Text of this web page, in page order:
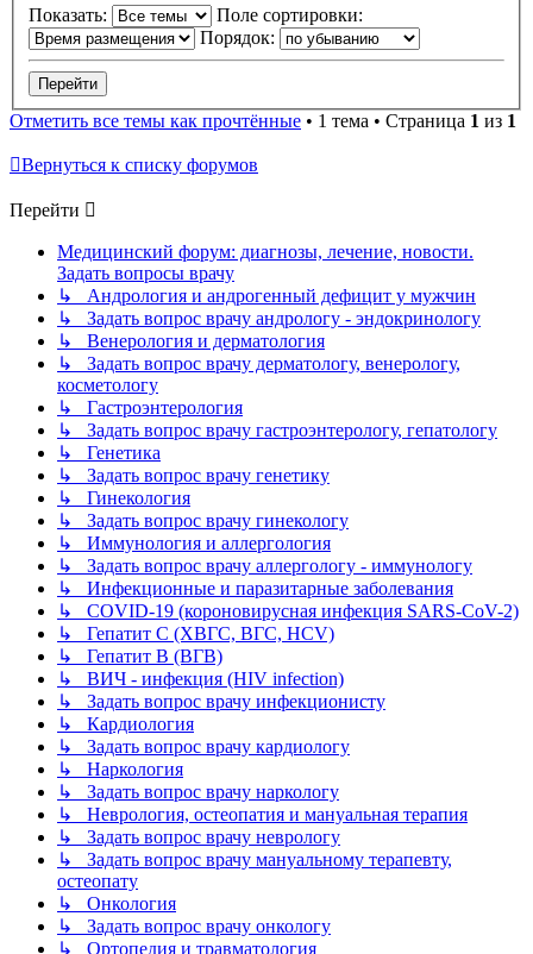
Показать:
Поле сортировки:
Порядок:
Отметить все темы как прочтённые • 1 тема • Страница 1 из 1
Вернуться к списку форумов
Перейти
Медицинский форум: диагнозы, лечение, новости.
Задать вопросы врачу
↳ Андрология и андрогенный дефицит у мужчин
↳ Задать вопрос врачу андрологу - эндокринологу
↳ Венерология и дерматология
↳ Задать вопрос врачу дерматологу, венерологу,
косметологу
↳ Гастроэнтерология
↳ Задать вопрос врачу гастроэнтерологу, гепатологу
↳ Генетика
↳ Задать вопрос врачу генетику
↳ Гинекология
↳ Задать вопрос врачу гинекологу
↳ Иммунология и аллергология
↳ Задать вопрос врачу аллергологу - иммунологу
↳ Инфекционные и паразитарные заболевания
↳ COVID-19 (короновирусная инфекция SARS-CoV-2)
↳ Гепатит C (ХВГС, ВГС, HCV)
↳ Гепатит B (ВГВ)
↳ ВИЧ - инфекция (HIV infection)
↳ Задать вопрос врачу инфекционисту
↳ Кардиология
↳ Задать вопрос врачу кардиологу
↳ Наркология
↳ Задать вопрос врачу наркологу
↳ Неврология, остеопатия и мануальная терапия
↳ Задать вопрос врачу неврологу
↳ Задать вопрос врачу мануальному терапевту,
остеопату
↳ Онкология
↳ Задать вопрос врачу онкологу
↳ Ортопедия и травматология